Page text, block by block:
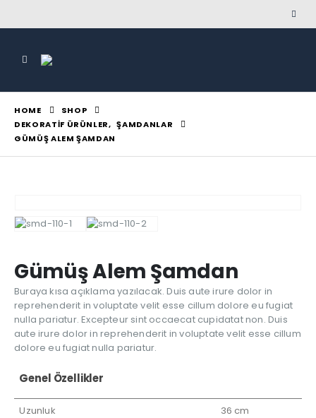
HOME
SHOP
DEKORATIF ÜRÜNLER, ŞAMDANLAR
GÜMÜŞ ALEM ŞAMDAN
Gümüş Alem Şamdan
Buraya kısa açıklama yazılacak. Duis aute irure dolor in
reprehenderit in voluptate velit esse cillum dolore eu fugiat
nulla pariatur. Excepteur sint occaecat cupidatat non. Duis
aute irure dolor in reprehenderit in voluptate velit esse cillum
dolore eu fugiat nulla pariatur.
Genel Özellikler
Uzunluk
36 cm